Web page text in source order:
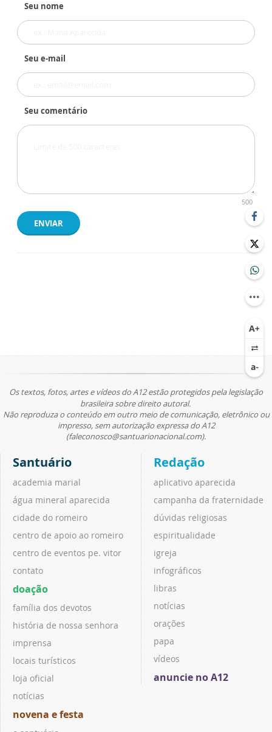
Seu nome
Seu e-mail
Seu comentário
500
ENVIAR
Os textos, fotos, artes e vídeos do A12 estão protegidos pela legislação
brasileira sobre direito autoral.
Não reproduza o conteúdo em outro meio de comunicação, eletrônico ou
impresso, sem autorização expressa do A12
(faleconosco@santuarionacional.com).
Santuário
academia marial
água mineral aparecida
cidade do romeiro
centro de apoio ao romeiro
centro de eventos pe. vitor
contato
doação
família dos devotos
história de nossa senhora
imprensa
locais turísticos
loja oficial
notícias
novena e festa
Redação
aplicativo aparecida
campanha da fraternidade
dúvidas religiosas
espiritualidade
igreja
infográficos
libras
notícias
orações
papa
vídeos
anuncie no A12